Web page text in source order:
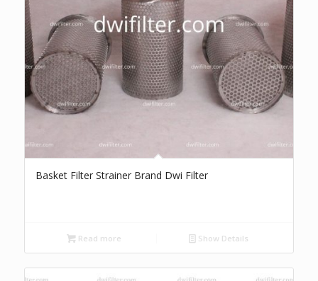
Basket Filter Strainer Brand Dwi Filter
Read more Show Details